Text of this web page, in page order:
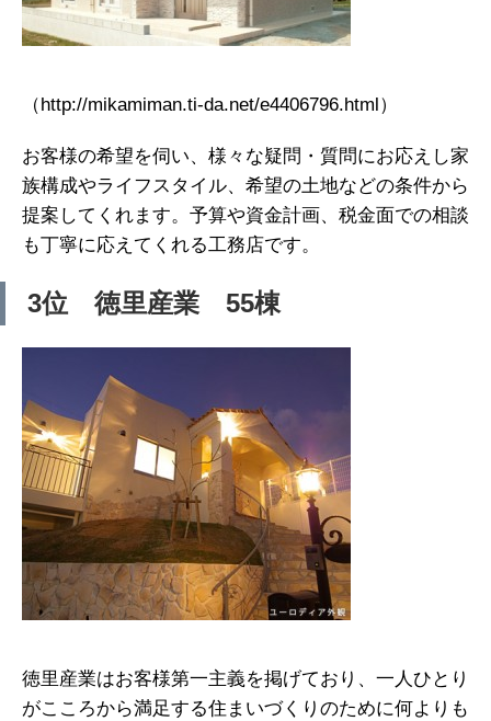
（http://mikamiman.ti-da.net/e4406796.html）
お客様の希望を伺い、様々な疑問・質問にお応えし家
族構成やライフスタイル、希望の土地などの条件から
提案してくれます。予算や資金計画、税金面での相談
も丁寧に応えてくれる工務店です。
3位 徳里産業 55棟
徳里産業はお客様第一主義を掲げており、一人ひとり
がこころから満足する住まいづくりのために何よりも